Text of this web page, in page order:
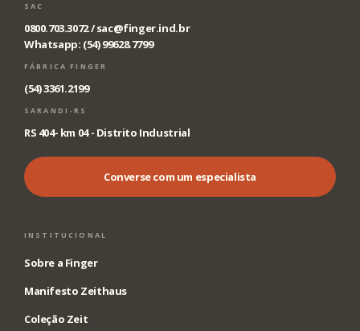
SAC
0800.703.3072 /sac@finger.ind.br
Whatsapp: (54) 99628.7799
FÁBRICA FINGER
(54) 3361.2199
SARANDI-RS
RS 404- km 04 - Distrito Industrial
Converse com um especialista
INSTITUCIONAL
Sobre a Finger
Manifesto Zeithaus
Coleção Zeit